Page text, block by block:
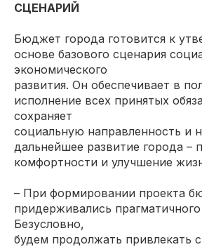
СЦЕНАРИЙ
Бюджет города готовится к
основе базового сценария
экономического
развития. Он обеспечивает в
исполнение всех принятых
сохраняет
социальную направленность и
дальнейшее развитие города –
комфортности и улучшение
– При формировании проекта
придерживались
Безусловно,
будем продолжать привлекать